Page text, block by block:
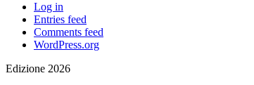
Log in
Entries feed
Comments feed
WordPress.org
Edizione 2026